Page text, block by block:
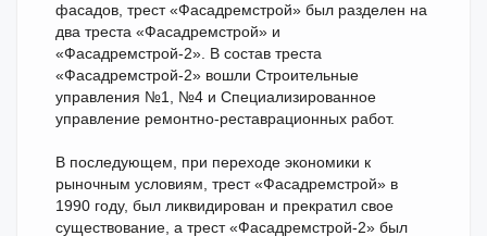
фасадов, трест «Фасадремстрой» был разделен на
два треста «Фасадремстрой» и
«Фасадремстрой-2». В состав треста
«Фасадремстрой-2» вошли Строительные
управления №1, №4 и Специализированное
управление ремонтно-реставрационных работ.
В последующем, при переходе экономики к
рыночным условиям, трест «Фасадремстрой» в
1990 году, был ликвидирован и прекратил свое
существование, а трест «Фасадремстрой-2» был